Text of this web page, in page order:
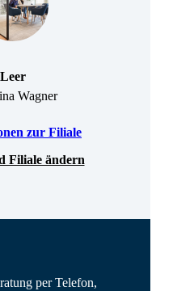
Leer
Wagner
zur Filiale
Filiale ändern
per Telefon,